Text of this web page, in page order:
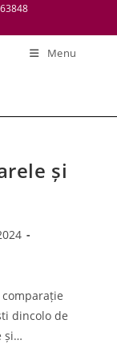
Menu
și
dincolo de
și…